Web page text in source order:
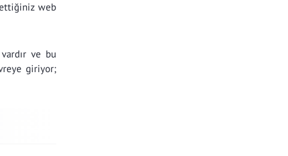
web
ve bu
giriyor;